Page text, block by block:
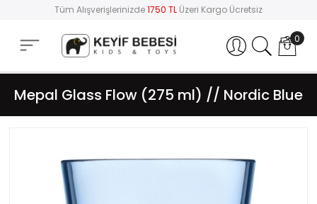
Tüm Alışverişlerinizde1750 TL Üzeri Kargo Ücretsiz
Hesabım 0
Mepal Glass Flow (275 ml) // Nordic Blue